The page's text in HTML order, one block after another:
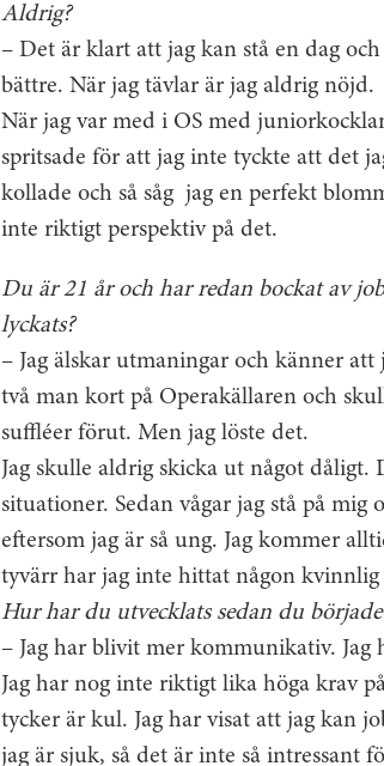
Aldrig?
– Det är klart att jag kan stå en dag
bättre. När jag tävlar är jag aldrig nöjd.
När jag var med i OS med
spritsade för att jag inte tyckte att det
kollade och så såg jag en perfekt
inte riktigt perspektiv på det.
Du är 21 år och har redan bockat av
lyckats?
– Jag älskar utmaningar och känner
två man kort på Operakällaren och
suffléer förut. Men jag löste det.
Jag skulle aldrig skicka ut något
situationer. Sedan vågar jag stå på
eftersom jag är så ung. Jag kommer
tyvärr har jag inte hittat någon
Hur har du utvecklats sedan du
– Jag har blivit mer kommunikativ.
Jag har nog inte riktigt lika höga krav
tycker är kul. Jag har visat att jag kan
jag är sjuk, så det är inte så intressant